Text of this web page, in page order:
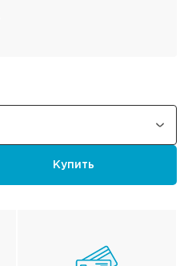
Купить